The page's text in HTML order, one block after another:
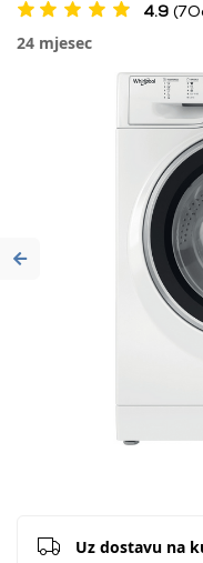
4.9
24 mjesec
Previous
Uz dostavu na